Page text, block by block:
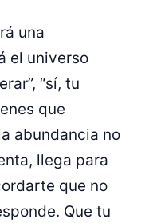
una
el universo
“sí, tu
que
abundancia no
llega para
que no
Que tu